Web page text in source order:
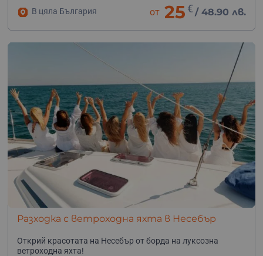
В цяла България от 25 € /48.90 лв.
Разходка с ветроходна яхта в Несебър
Открий красотата на Несебър от борда на луксозна
ветроходна яхта!